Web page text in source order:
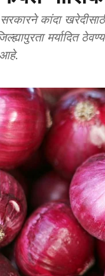
कांदा
मर्यादित
आहे.